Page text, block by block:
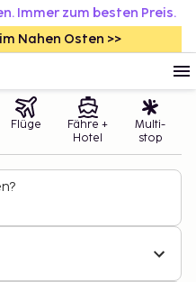
Immer zum besten Preis.
Nahen Osten >>
Flüge
Fähre +
Hotel
Multi-
stop